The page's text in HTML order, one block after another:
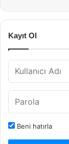
Kayıt Ol
Beni hatırla